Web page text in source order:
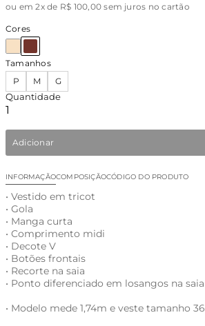
ou em 2x de R$ 100,00 sem juros no cartão
Cores
Tamanhos
P
M G
Quantidade
Adicionar
INFORMAÇÃOCOMPOSIÇÃOCÓDIGO DO PRODUTO
• Vestido em tricot
• Gola
• Manga curta
• Comprimento midi
• Decote V
• Botões frontais
• Recorte na saia
• Ponto diferenciado em losangos na saia
• Modelo mede 1,74m e veste tamanho 36